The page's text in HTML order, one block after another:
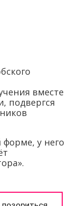
вместе
подвергся
у него